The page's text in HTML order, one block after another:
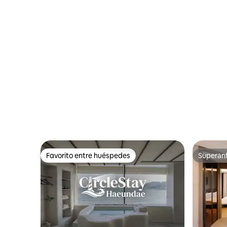
Favorito entre huéspedes
Favorito entre huéspedes